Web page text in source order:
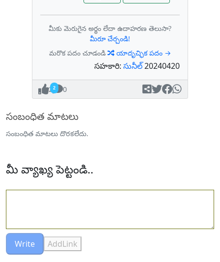
మీకు మెరుగైన అర్థం లేదా ఉదాహరణ తెలుసా?
మీరూ చేర్చండి!
మరొక పదం చూడండి
యాదృచ్ఛిక పదం →
సహకారి: సునీల్20240420
2 0
సంబంధిత మాటలు
సంబంధిత మాటలు దొరకలేదు.
మీ వ్యాఖ్య పెట్టండి..
Write AddLink